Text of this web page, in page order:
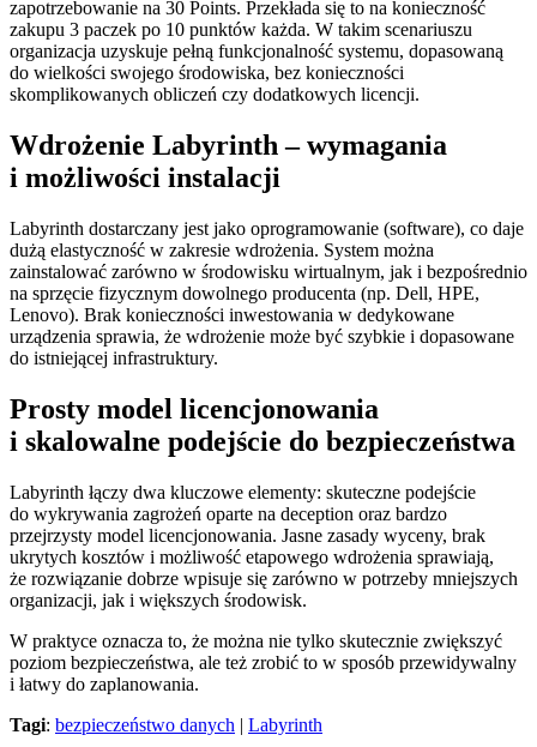
zapotrzebowanie na 30 Points. Przekłada się to na konieczność
zakupu 3 paczek po 10 punktów każda. W takim scenariuszu
organizacja uzyskuje pełną funkcjonalność systemu, dopasowaną
do wielkości swojego środowiska, bez konieczności
skomplikowanych obliczeń czy dodatkowych licencji.
Wdrożenie Labyrinth – wymagania
i możliwości instalacji
Labyrinth dostarczany jest jako oprogramowanie (software), co daje
dużą elastyczność w zakresie wdrożenia. System można
zainstalować zarówno w środowisku wirtualnym, jak i bezpośrednio
na sprzęcie fizycznym dowolnego producenta (np. Dell, HPE,
Lenovo). Brak konieczności inwestowania w dedykowane
urządzenia sprawia, że wdrożenie może być szybkie i dopasowane
do istniejącej infrastruktury.
Prosty model licencjonowania
i skalowalne podejście do bezpieczeństwa
Labyrinth łączy dwa kluczowe elementy: skuteczne podejście
do wykrywania zagrożeń oparte na deception oraz bardzo
przejrzysty model licencjonowania. Jasne zasady wyceny, brak
ukrytych kosztów i możliwość etapowego wdrożenia sprawiają,
że rozwiązanie dobrze wpisuje się zarówno w potrzeby mniejszych
organizacji, jak i większych środowisk.
W praktyce oznacza to, że można nie tylko skutecznie zwiększyć
poziom bezpieczeństwa, ale też zrobić to w sposób przewidywalny
i łatwy do zaplanowania.
Tagi: bezpieczeństwo danych | Labyrinth